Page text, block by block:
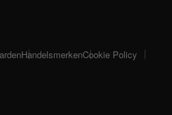
HandelsmerkenCookie Policy